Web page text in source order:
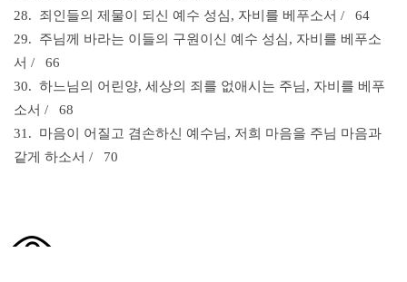
28. 죄인들의 제물이 되신 예수 성심, 자비를 베푸소서 / 64
29. 주님께 바라는 이들의 구원이신 예수 성심, 자비를 베푸소
서 / 66
30. 하느님의 어린양, 세상의 죄를 없애시는 주님, 자비를 베푸
소서 / 68
31. 마음이 어질고 겸손하신 예수님, 저희 마음을 주님 마음과
같게 하소서 / 70